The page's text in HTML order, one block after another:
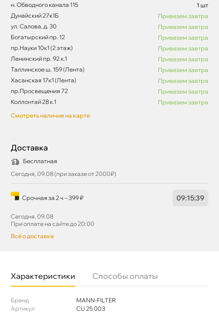
н. Обводного канала 115
1 шт
Дунайский 27к1Б
Привезем завтра
ул. Салова, д. 30
Привезем завтра
Богатырский пр. 12
Привезем завтра
пр.Науки 10к1 (2 этаж)
Привезем завтра
Ленинский пр. 92 к.1
Привезем завтра
Таллинское ш. 159 (Лента)
Привезем завтра
Хасанская 17к1 (Лента)
Привезем завтра
пр.Просвещения 72
Привезем завтра
Коллонтай 28 к.1
Привезем завтра
Смотреть наличие на карте
Доставка
Бесплатная
Сегодня, 09.08 (при заказе от 2000₽)
Срочная за 2 ч – 399 ₽ 09:15:38
Сегодня, 09.08
При оплате на сайте до 20:00
сё о доставке
Характеристики Способы оплаты
Бренд
MANN-FILTER
Артикул
CU 25 003